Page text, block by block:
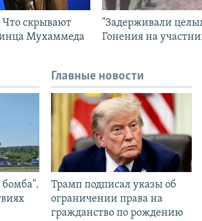
скрывают
Мухаммеда
"Задерживали
Гонения на
Главные новости
Трамп подписал указы об
ограничении права на
гражданство по рождению